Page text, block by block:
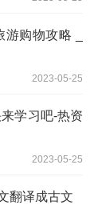
购物攻略 _
2023-05-25
学习吧-热资
2023-05-25
翻译成古文